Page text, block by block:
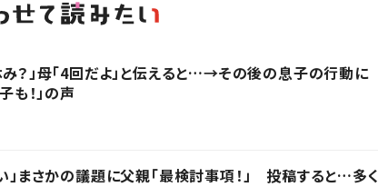
？」母「4回だよ」と伝えると…→その後の息子の行動に
も！」の声
」まさかの議題に父親「最検討事項！」 投稿すると…多く